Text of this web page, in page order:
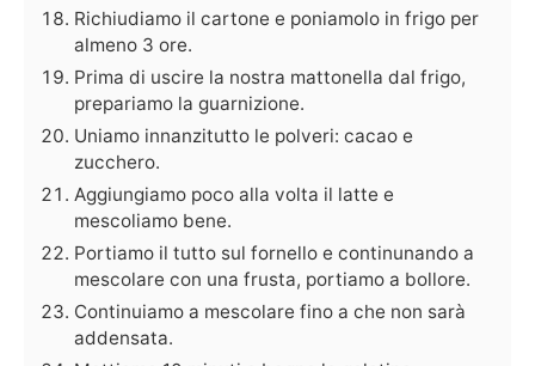
Richiudiamo il cartone e poniamolo in frigo per
almeno 3 ore.
Prima di uscire la nostra mattonella dal frigo,
prepariamo la guarnizione.
Uniamo innanzitutto le polveri: cacao e
zucchero.
Aggiungiamo poco alla volta il latte e
mescoliamo bene.
Portiamo il tutto sul fornello e continunando a
mescolare con una frusta, portiamo a bollore.
Continuiamo a mescolare fino a che non sarà
addensata.